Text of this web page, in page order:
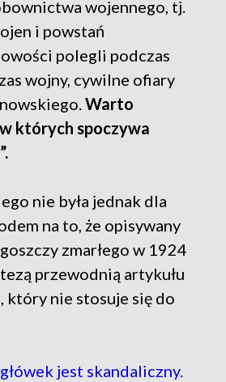
wojennego, tj.
i powstań
polegli podczas
wojny, cywilne ofiary
Warto
których spoczywa
nie była jednak dla
na to, że opisywany
zmarłego w 1924
przewodnią artykułu
który nie stosuje się do
jest skandaliczny.